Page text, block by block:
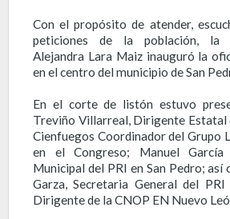
Con el propósito de atender,
peticiones de la población, la
Alejandra Lara Maiz inauguró la
en el centro del municipio de San
En el corte de listón estuvo
Treviño Villarreal, Dirigente Estatal
Cienfuegos Coordinador del Grupo
en el Congreso; Manuel
Municipal del PRI en San Pedro; así
Garza, Secretaria General del
Dirigente de la CNOP EN Nuevo